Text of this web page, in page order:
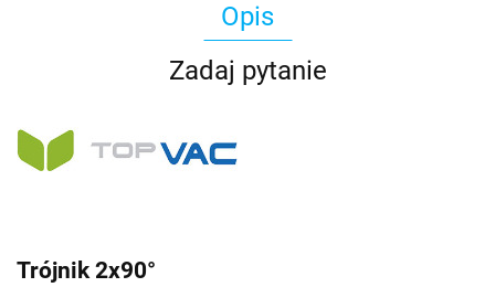
Opis
Zadaj pytanie
Trójnik 2x90°